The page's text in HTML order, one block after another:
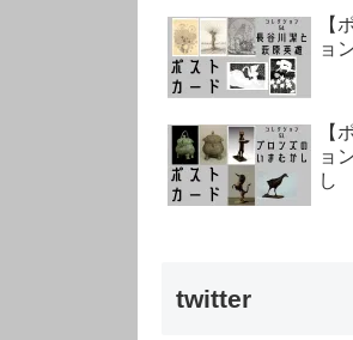
【
ョ
【
ョ
し
twitter